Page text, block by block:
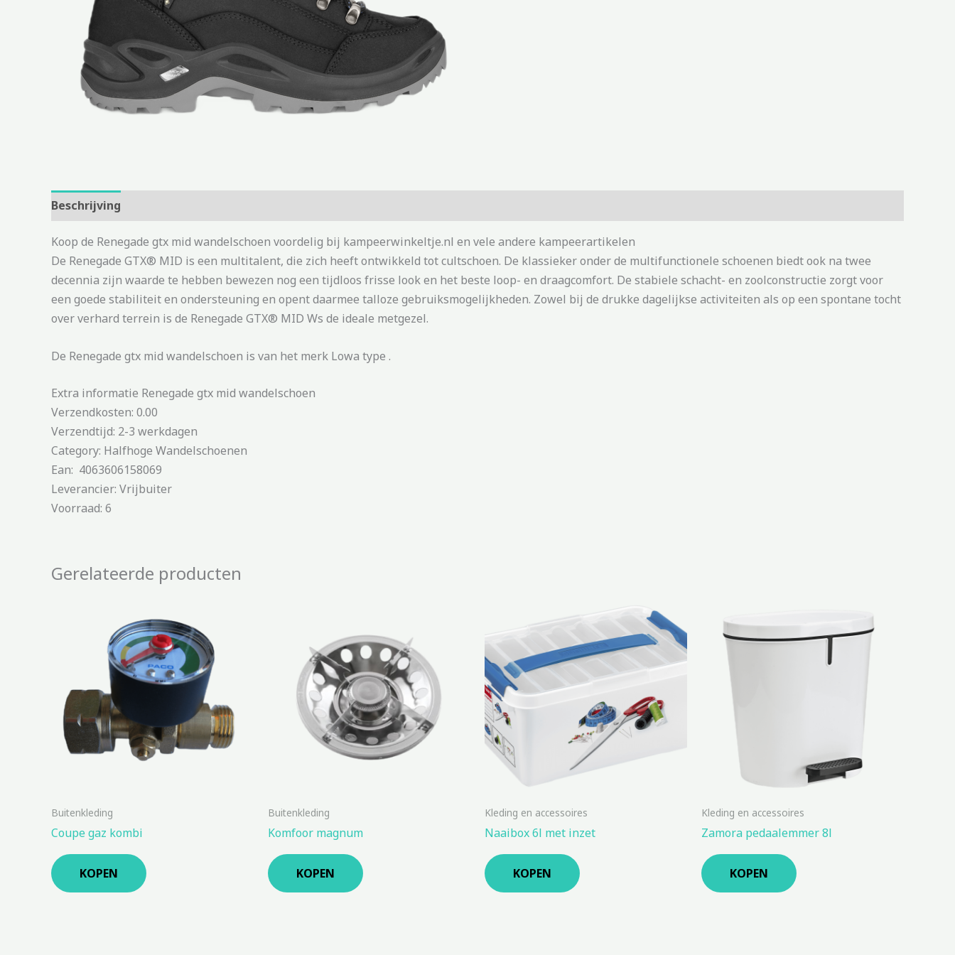
Beschrijving
Koop de Renegade gtx mid wandelschoen voordelig bij kampeerwinkeltje.nl en vele andere kampeerartikelen
De Renegade GTX® MID is een multitalent, die zich heeft ontwikkeld tot cultschoen. De klassieker onder de multifunctionele schoenen biedt ook na twee
decennia zijn waarde te hebben bewezen nog een tijdloos frisse look en het beste loop- en draagcomfort. De stabiele schacht- en zoolconstructie zorgt voor
een goede stabiliteit en ondersteuning en opent daarmee talloze gebruiksmogelijkheden. Zowel bij de drukke dagelijkse activiteiten als op een spontane tocht
over verhard terrein is de Renegade GTX® MID Ws de ideale metgezel.
De Renegade gtx mid wandelschoen is van het merk Lowa type .
Extra informatie Renegade gtx mid wandelschoen
Verzendkosten: 0.00
Verzendtijd: 2-3 werkdagen
Category: Halfhoge Wandelschoenen
Ean: 4063606158069
Leverancier: Vrijbuiter
Voorraad: 6
Gerelateerde producten
Buitenkleding
Coupe gaz kombi
KOPEN
Buitenkleding
Komfoor magnum
KOPEN
Kleding en accessoires
Naaibox 6l met inzet
KOPEN
Kleding en accessoires
Zamora pedaalemmer 8l
KOPEN